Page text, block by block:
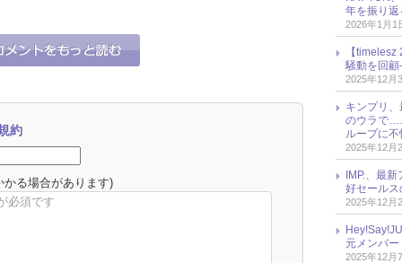
約
る場合があります)
年を振り返
2026年1月1
【
騒動を回
2025年12月
キンプリ
のウラで
ループに不
2025年12月
IMP.、最
好セールス
2025年12月
元メンバー
2025年12月